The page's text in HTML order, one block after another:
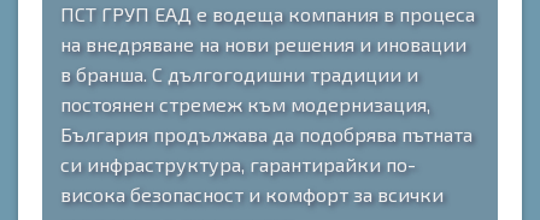
ПСТ ГРУП ЕАД е водеща компания в процеса
на внедряване на нови решения и иновации
в бранша. С дългогодишни традиции и
постоянен стремеж към модернизация,
България продължава да подобрява пътната
си инфраструктура, гарантирайки по-
висока безопасност и комфорт за всички